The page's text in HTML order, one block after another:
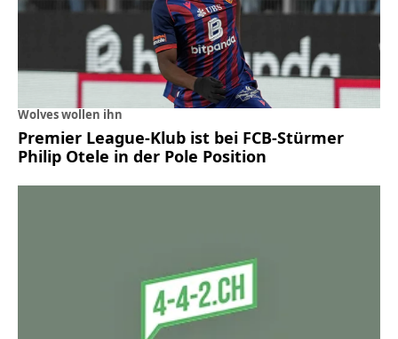
Wolves wollen ihn
Premier League-Klub ist bei FCB-Stürmer
Philip Otele in der Pole Position